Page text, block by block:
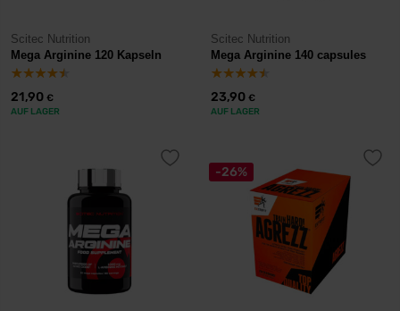
Scitec Nutrition
Mega Arginine 120 Kapseln
21,90 €
AUF LAGER
Scitec Nutrition
Mega Arginine 140 capsules
23,90 €
AUF LAGER
-26%